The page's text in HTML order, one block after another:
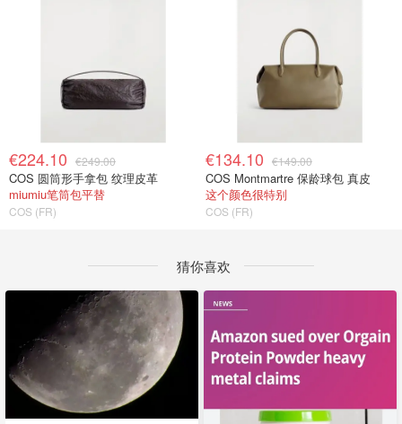
€224.10 €249.00
COS 圆筒形手拿包 纹理皮革
miumiu笔筒包平替
COS (FR)
€134.10 €149.00
COS Montmartre 保龄球包 真皮
这个颜色很特别
COS (FR)
猜你喜欢